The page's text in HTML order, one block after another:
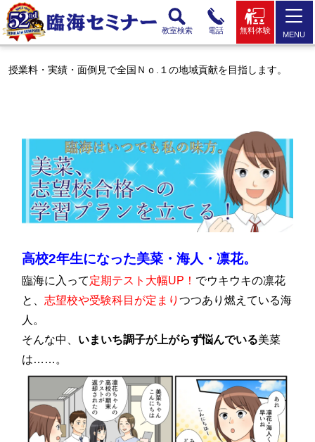
教室検索 電話 無料体験 MENU
授業料・実績・面倒見で全国Ｎｏ.１の地域貢献を目指します。
高校2年生になった美菜・海人・凛花。
臨海に入って定期テスト大幅UP！ でウキウキの凛花
と、志望校や受験科目が定まりつつあり燃えている海
人。
そんな中、 いまいち調子が上がらず悩んでいる美菜
は……。